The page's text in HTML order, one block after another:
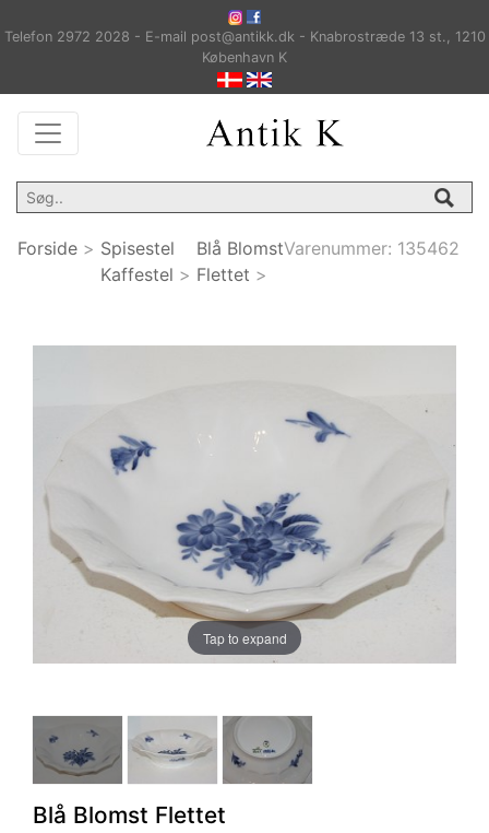
Telefon 2972 2028 - E-mail post@antikk.dk - Knabrostræde 13 st., 1210
København K
Forside > Spisestel
Kaffestel >
Blå Blomst
Flettet >
Varenummer: 135462
Tap to expand
Blå Blomst Flettet